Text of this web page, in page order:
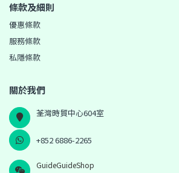
條款及細則
優惠條款
服務條款
私隱條款
關於我們
荃灣時貿中心604室
+852 6886-2265
GuideGuideShop